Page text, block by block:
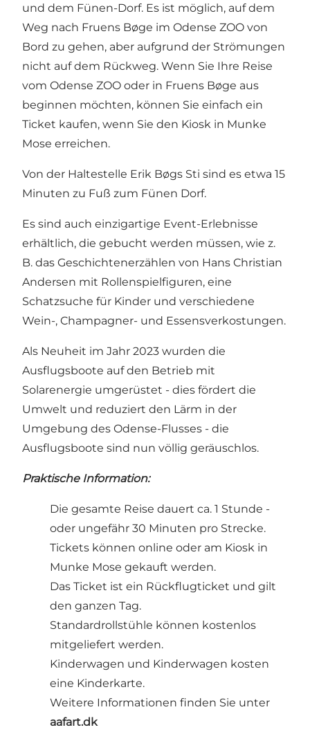
und dem Fünen-Dorf. Es ist möglich, auf dem
Weg nach Fruens Bøge im Odense ZOO von
Bord zu gehen, aber aufgrund der Strömungen
nicht auf dem Rückweg. Wenn Sie Ihre Reise
vom Odense ZOO oder in Fruens Bøge aus
beginnen möchten, können Sie einfach ein
Ticket kaufen, wenn Sie den Kiosk in Munke
Mose erreichen.
Von der Haltestelle Erik Bøgs Sti sind es etwa 15
Minuten zu Fuß zum Fünen Dorf.
Es sind auch einzigartige Event-Erlebnisse
erhältlich, die gebucht werden müssen, wie z.
B. das Geschichtenerzählen von Hans Christian
Andersen mit Rollenspielfiguren, eine
Schatzsuche für Kinder und verschiedene
Wein-, Champagner- und Essensverkostungen.
Als Neuheit im Jahr 2023 wurden die
Ausflugsboote auf den Betrieb mit
Solarenergie umgerüstet - dies fördert die
Umwelt und reduziert den Lärm in der
Umgebung des Odense-Flusses - die
Ausflugsboote sind nun völlig geräuschlos.
Praktische Information:
Die gesamte Reise dauert ca. 1 Stunde -
oder ungefähr 30 Minuten pro Strecke.
Tickets können online oder am Kiosk in
Munke Mose gekauft werden.
Das Ticket ist ein Rückflugticket und gilt
den ganzen Tag.
Standardrollstühle können kostenlos
mitgeliefert werden.
Kinderwagen und Kinderwagen kosten
eine Kinderkarte.
Weitere Informationen finden Sie unter
aafart.dk